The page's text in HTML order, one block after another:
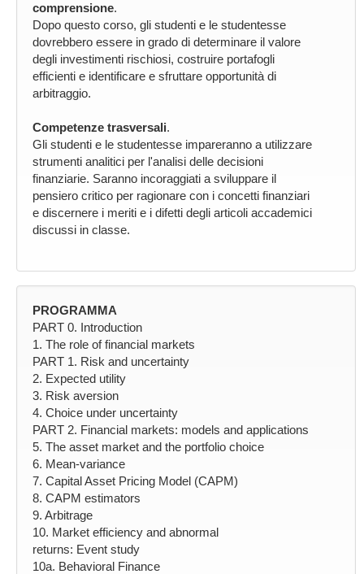
comprensione.
Dopo questo corso, gli studenti e le studentesse
dovrebbero essere in grado di determinare il valore
degli investimenti rischiosi, costruire portafogli
efficienti e identificare e sfruttare opportunità di
arbitraggio.
Competenze trasversali.
Gli studenti e le studentesse impareranno a utilizzare
strumenti analitici per l'analisi delle decisioni
finanziarie. Saranno incoraggiati a sviluppare il
pensiero critico per ragionare con i concetti finanziari
e discernere i meriti e i difetti degli articoli accademici
discussi in classe.
PROGRAMMA
PART 0. Introduction
1. The role of financial markets
PART 1. Risk and uncertainty
2. Expected utility
3. Risk aversion
4. Choice under uncertainty
PART 2. Financial markets: models and applications
5. The asset market and the portfolio choice
6. Mean-variance
7. Capital Asset Pricing Model (CAPM)
8. CAPM estimators
9. Arbitrage
10. Market efficiency and abnormal
returns: Event study
10a. Behavioral Finance